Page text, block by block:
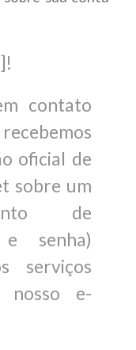
contato
oficial de
sobre um
de
e senha)
serviços
nosso e-